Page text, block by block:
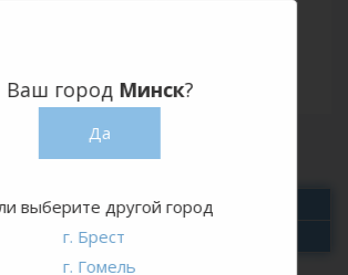
30 руб./сутки
15 руб./сутки
Ваш город Минск?
Да
выберите другой город
г. Брест
г. Гомель